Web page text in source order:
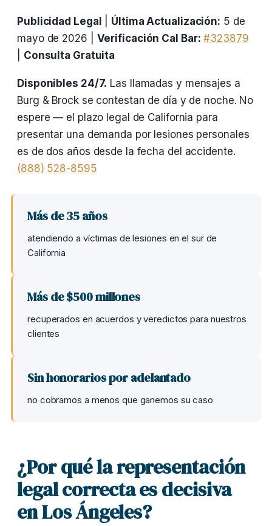
Publicidad Legal Última Actualización: 5 de
mayo de 2026 | Verificación Cal Bar: #323879
Consulta Gratuita
Disponibles 24/7. Las llamadas y mensajes a
Burg & Brock se contestan de día y de noche. No
espere — el plazo legal de California para
presentar una demanda por lesiones personales
es de dos años desde la fecha del accidente.
(888) 528-8595
Más de 35 años
atendiendo a víctimas de lesiones en el sur de
California
Más de $500 millones
recuperados en acuerdos y veredictos para nuestros
clientes
Sin honorarios por adelantado
no cobramos a menos que ganemos su caso
¿Por qué la representación
legal correcta es decisiva
en Los Ángeles?